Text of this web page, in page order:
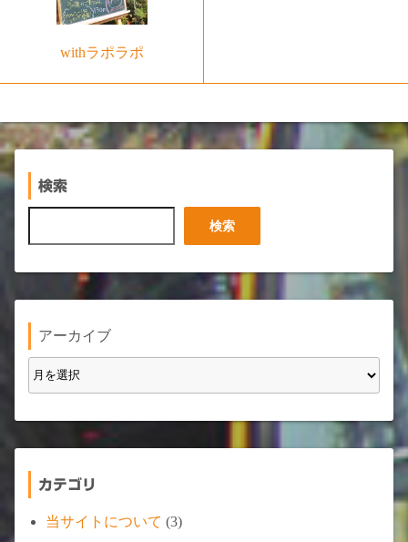
withラポラポ
検索
索
検索
アーカイブ
カテゴリ
当サイトについて (3)